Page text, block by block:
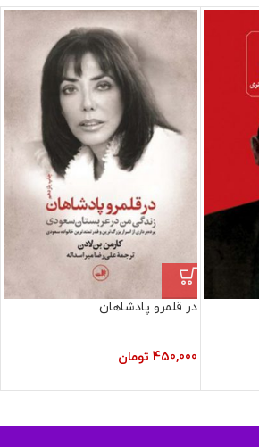
در قلمرو پادشاهان
450,000 تومان